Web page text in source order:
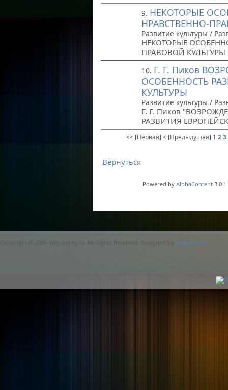
9. НЕКОТОРЫЕ
НРАВСТВЕННО-
Развитие культуры /
НЕКОТОРЫЕ
ПРАВОВОЙ КУЛЬТУРЫ
10. Г. Г. Пиков
ОСОБЕННОСТЬ
КУЛЬТУРЫ
Развитие культуры /
Г. Г. Пиков
РАЗВИТИЯ
<< [Первая] < [Предыдущая] 1 2 3
Вернуться
Powered by AlphaContent3.0.1
Copyright © 2005 moy-bereg.ru All Rights Reserved. Designed by Neotron ltd.